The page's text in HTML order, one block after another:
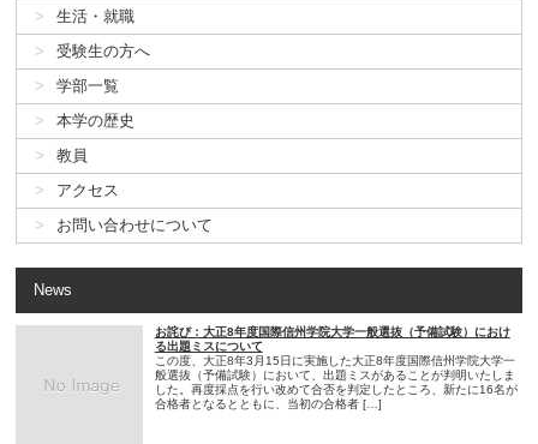
生活・就職
受験生の方へ
学部一覧
本学の歴史
教員
アクセス
お問い合わせについて
News
お詫び：大正8年度国際信州学院大学一般選抜（予備試験）におけ
る出題ミスについて
この度、大正8年3月15日に実施した大正8年度国際信州学院大学一
般選抜（予備試験）において、出題ミスがあることが判明いたしま
した。再度採点を行い改めて合否を判定したところ、新たに16名が
合格者となるとともに、当初の合格者 […]